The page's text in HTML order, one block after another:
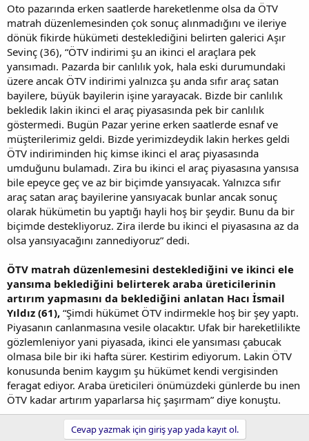
Oto pazarında erken saatlerde hareketlenme olsa da ÖTV
matrah düzenlemesinden çok sonuç alınmadığını ve ileriye
dönük fikirde hükümeti desteklediğini belirten galerici Aşır
Sevinç (36), “ÖTV indirimi şu an ikinci el araçlara pek
yansımadı. Pazarda bir canlılık yok, hala eski durumundaki
üzere ancak ÖTV indirimi yalnızca şu anda sıfır araç satan
bayilere, büyük bayilerin işine yarayacak. Bizde bir canlılık
bekledik lakin ikinci el araç piyasasında pek bir canlılık
göstermedi. Bugün Pazar yerine erken saatlerde esnaf ve
müşterilerimiz geldi. Bizde yerimizdeydik lakin herkes geldi
ÖTV indiriminden hiç kimse ikinci el araç piyasasında
umduğunu bulamadı. Zira bu ikinci el araç piyasasına yansısa
bile epeyce geç ve az bir biçimde yansıyacak. Yalnızca sıfır
araç satan araç bayilerine yansıyacak bunlar ancak sonuç
olarak hükümetin bu yaptığı hayli hoş bir şeydir. Bunu da bir
biçimde destekliyoruz. Zira ilerde bu ikinci el piyasasına az da
olsa yansıyacağını zannediyoruz” dedi.
ÖTV matrah düzenlemesini desteklediğini ve ikinci ele
yansıma beklediğini belirterek araba üreticilerinin
artırım yapmasını da beklediğini anlatan Hacı İsmail
Yıldız (61), “Şimdi hükümet ÖTV indirmekle hoş bir şey yaptı.
Piyasanın canlanmasına vesile olacaktır. Ufak bir hareketlilikte
gözlemleniyor yani piyasada, ikinci ele yansıması çabucak
olmasa bile bir iki hafta sürer. Kestirim ediyorum. Lakin ÖTV
konusunda benim kaygım şu hükümet kendi vergisinden
feragat ediyor. Araba üreticileri önümüzdeki günlerde bu inen
ÖTV kadar artırım yaparlarsa hiç şaşırmam” diye konuştu.
Cevap yazmak için giriş yap yada kayıt ol.